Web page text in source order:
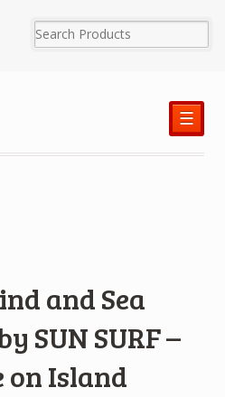
☰
and Sea
SUN SURF –
on Island